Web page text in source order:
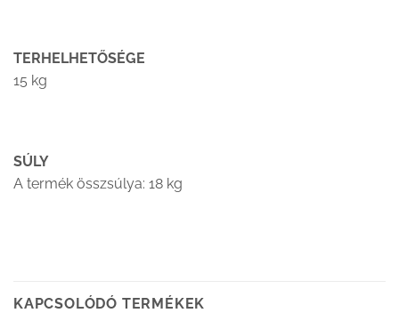
TERHELHETŐSÉGE
15 kg
SÚLY
A termék összsúlya: 18 kg
KAPCSOLÓDÓ TERMÉKEK